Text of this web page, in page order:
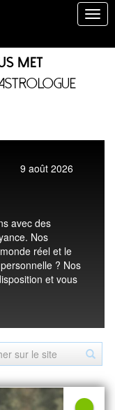
met
9 août 2026
avec des
Nos
réel et le
? Nos
et vous